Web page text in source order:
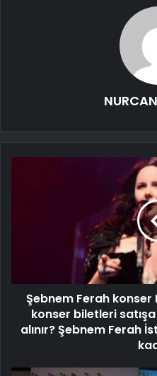
Şebnem Ferah konser
konser biletleri satışa
alınır? Şebnem Ferah